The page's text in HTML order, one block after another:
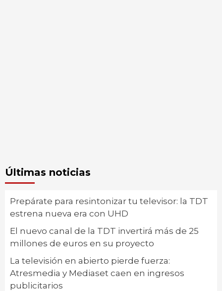
Últimas noticias
Prepárate para resintonizar tu televisor: la TDT
estrena nueva era con UHD
El nuevo canal de la TDT invertirá más de 25
millones de euros en su proyecto
La televisión en abierto pierde fuerza:
Atresmedia y Mediaset caen en ingresos
publicitarios